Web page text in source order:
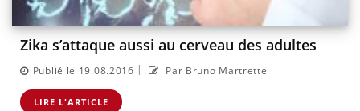
Zika s’attaque aussi au cerveau des adultes
Publié le 19.08.2016 | Par Bruno Martrette
LIRE L'ARTICLE